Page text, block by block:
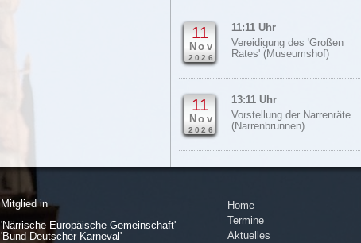
11
Nov
2026
11:11 Uhr
Vereidigung des 'Großen
Rates' (Museumshof)
11
Nov
2026
13:11 Uhr
Vorstellung der Narrenräte
(Narrenbrunnen)
Mitglied in
'Närrische Europäische Gemeinschaft'
'Bund Deutscher Karneval'
überspringen
Home
Termine
Aktuelles